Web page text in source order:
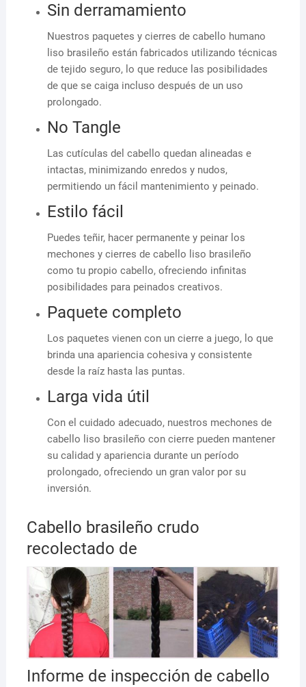
Sin derramamiento
Nuestros paquetes y cierres de cabello humano
liso brasileño están fabricados utilizando técnicas
de tejido seguro, lo que reduce las posibilidades
de que se caiga incluso después de un uso
prolongado.
No Tangle
Las cutículas del cabello quedan alineadas e
intactas, minimizando enredos y nudos,
permitiendo un fácil mantenimiento y peinado.
Estilo fácil
Puedes teñir, hacer permanente y peinar los
mechones y cierres de cabello liso brasileño
como tu propio cabello, ofreciendo infinitas
posibilidades para peinados creativos.
Paquete completo
Los paquetes vienen con un cierre a juego, lo que
brinda una apariencia cohesiva y consistente
desde la raíz hasta las puntas.
Larga vida útil
Con el cuidado adecuado, nuestros mechones de
cabello liso brasileño con cierre pueden mantener
su calidad y apariencia durante un período
prolongado, ofreciendo un gran valor por su
inversión.
Cabello brasileño crudo
recolectado de
Informe de inspección de cabello